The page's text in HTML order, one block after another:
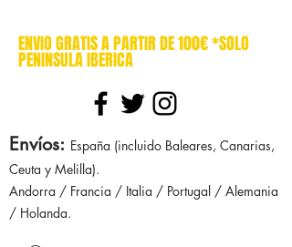
ENVIO GRATIS A PARTIR DE 100€ *SOLO
PENINSULA IBERICA
Envíos: España (incluido Baleares, Canarias,
Ceuta y Melilla).
Andorra / Francia / Italia / Portugal / Alemania
/ Holanda.